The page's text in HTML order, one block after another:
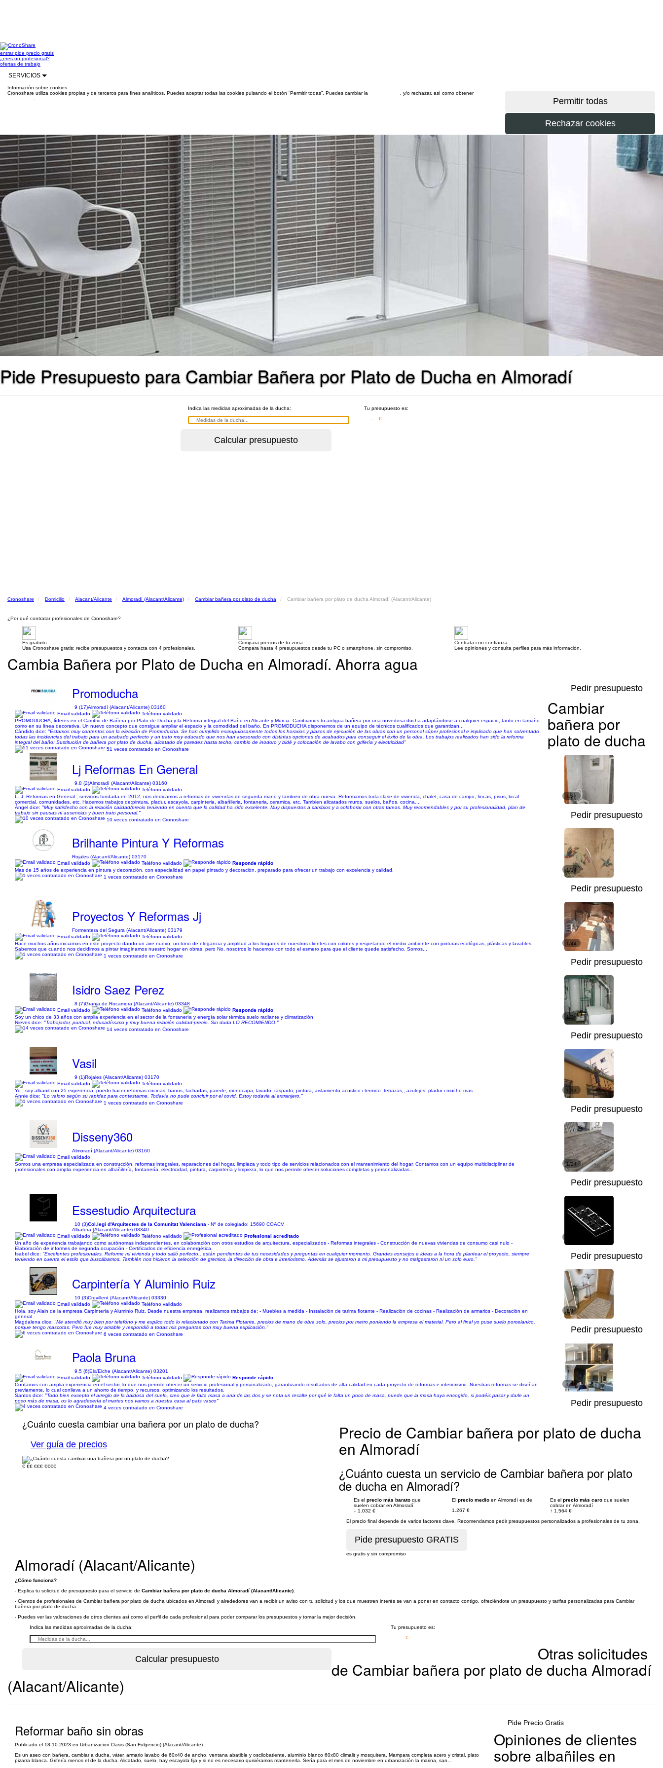
entrarpide precio gratis
¿eres un profesional?
ofertas de trabajo
SERVICIOS
Información sobre cookies
Cronoshare utiliza cookies propias y de terceros para fines analíticos. Puedes aceptar todas las cookies pulsando el botón “Permitir todas”. Puedes cambiar la
, y/o rechazar, así como obtener
Pide Presupuesto para Cambiar Bañera por Plato de Ducha en Almoradí
Indica las medidas aproximadas de la ducha:
Tu presupuesto es:
– €
Cronoshare Domicilio Alacant/Alicante Almoradí (Alacant/Alicante) Cambiar bañera por plato de ducha Cambiar bañera por plato de ducha Almoradí (Alacant/Alicante)
¿Por qué contratar profesionales de Cronoshare?
Es gratuito
Usa Cronoshare gratis: recibe presupuestos y contacta con 4 profesionales.
Compara precios de tu zona
Compara hasta 4 presupuestos desde tu PC o smartphone, sin compromiso.
Contrata con confianza
Lee opiniones y consulta perfiles para más información.
Cambia Bañera por Plato de Ducha en Almoradí. Ahorra agua
Promoducha
9 (17)Almoradí (Alacant/Alicante) 03160
Email validado
Teléfono validado
PROMODUCHA, líderes en el Cambio de Bañera por Plato de Ducha y la Reforma integral del Baño en Alicante y Murcia. Cambiamos tu antigua bañera por una novedosa ducha adaptándose a cualquier espacio, tanto en tamaño
como en su línea decorativa. Un nuevo concepto que consigue ampliar el espacio y la comodidad del baño. En PROMODUCHA disponemos de un equipo de técnicos cualificados que garantizan...
Cándido dice: "Estamos muy contentos con la elección de Promoducha. Se han cumplido escrupulosamente todos los horarios y plazos de ejecución de las obras con un personal súper profesional e implicado que han solventado
todas las incidencias del trabajo para un acabado perfecto y un trato muy educado que nos han asesorado con distintas opciones de acabados para conseguir el éxito de la obra. Los trabajos realizados han sido la reforma
integral del baño: Sustitución de bañera por plato de ducha, alicatado de paredes hasta techo, cambio de inodoro y bidé y colocación de lavabo con grifería y electricidad"
51 veces contratado en Cronoshare
Pedir presupuesto
Lj Reformas En General
9,8 (2)Almoradí (Alacant/Alicante) 03160
Email validado
Teléfono validado
L. J. Reformas en General ; servicios fundada en 2012, nos dedicamos a reformas de viviendas de segunda mano y tambien de obra nueva. Reformamos toda clase de vivienda, chalet, casa de campo, fincas, pisos, local
comercial, comunidades, etc. Hacemos trabajos de:pintura, pladur, escayola, carpinteria, albañileria, fontaneria, ceramica, etc. Tambien alicatados muros, suelos, baños, cocina....
Ángel dice: "Muy satisfecho con la relación calidad/precio teniendo en cuenta que la calidad ha sido excelente. Muy dispuestos a cambios y a colaborar con otras tareas. Muy recomendables y por su profesionalidad, plan de
trabajo sin pausas ni ausencias y buen trato personal."
10 veces contratado en Cronoshare
1/27
Pedir presupuesto
Brilhante Pintura Y Reformas
Rojales (Alacant/Alicante) 03170
Email validado
Teléfono validado
Responde rápido
Mas de 15 años de experiencia en pintura y decoración, con especialidad en papel pintado y decoración, preparado para ofrecer un trabajo con excelencia y calidad.
1 veces contratado en Cronoshare
1/14
Pedir presupuesto
Proyectos Y Reformas Jj
Formentera del Segura (Alacant/Alicante) 03179
Email validado
Teléfono validado
Hace muchos años iniciamos en este proyecto dando un aire nuevo, un tono de elegancia y amplitud a los hogares de nuestros clientes con colores y respetando el medio ambiente con pinturas ecológicas, plásticas y lavables.
Sabemos que cuando nos decidimos a pintar imaginamos nuestro hogar en obras, pero No, nosotros lo hacemos con todo el esmero para que el cliente quede satisfecho. Somos...
1 veces contratado en Cronoshare
1/44
Pedir presupuesto
Isidro Saez Perez
8 (7)Granja de Rocamora (Alacant/Alicante) 03348
Email validado
Teléfono validado
Responde rápido
Soy un chico de 33 años con amplia experiencia en el sector de la fontanería y energía solar térmica suelo radiante y climatización
Nieves dice: "Trabajador, puntual, educadíssimo y muy buena relación calidad-precio. Sin duda LO RECOMIENDO."
14 veces contratado en Cronoshare
1/3
Pedir presupuesto
Vasil
9 (1)Rojales (Alacant/Alicante) 03170
Email validado
Teléfono validado
Yo , soy albanil con 25 experencia, puedo hacer reformas cocinas, banos, fachadas, parede, monocapa, lavado, raspado, pintura, aislamiento acustico i termico ,terrazas,, azulejos, pladur i mucho mas
Annie dice: "Lo valoro según su rapidez para contestarme. Todavía no pude concluir por el covid. Estoy todavia al extranjero."
1 veces contratado en Cronoshare
1/13
Pedir presupuesto
Disseny360
Almoradí (Alacant/Alicante) 03160
Email validado
Somos una empresa especializada en construcción, reformas integrales, reparaciones del hogar, limpieza y todo tipo de servicios relacionados con el mantenimiento del hogar. Contamos con un equipo multidisciplinar de
profesionales con amplia experiencia en albañilería, fontanería, electricidad, pintura, carpintería y limpieza, lo que nos permite ofrecer soluciones completas y personalizadas...
1/24
Pedir presupuesto
Essestudio Arquitectura
10 (3)Col.legi d'Arquitectes de la Comunitat Valenciana - Nº de colegiado: 15690 COACV
Albatera (Alacant/Alicante) 03340
Email validado
Teléfono validado
Profesional acreditado
Un año de experiencia trabajando como autónomas independientes, en colaboración con otros estudios de arquitectura, especializados - Reformas integrales - Construcción de nuevas viviendas de consumo casi nulo -
Elaboración de informes de segunda ocupación - Certificados de eficiencia energética.
Isabel dice: "Excelentes profesionales. Reforme mi vivienda y todo salió perfecto., están pendientes de tus necesidades y preguntas en cualquier momento. Grandes consejos e ideas a la hora de plantear el proyecto, siempre
teniendo en cuenta el estilo que buscábamos. También nos hicieron la selección de gremios, la dirección de obra e interiorismo. Además se ajustaron a mi presupuesto y no malgastaron ni un solo euro."
Pedir presupuesto
Carpintería Y Aluminio Ruiz
10 (3)Crevillent (Alacant/Alicante) 03330
Email validado
Teléfono validado
Hola, soy Alain de la empresa Carpintería y Aluminio Ruiz. Desde nuestra empresa, realizamos trabajos de: - Muebles a medida - Instalación de tarima flotante - Realización de cocinas - Realización de armarios - Decoración en
general
Magdalena dice: "Me atendió muy bien por telefóno y me explico todo lo relacionado con Tarima Flotante, precios de mano de obra solo, precios por metro poniendo la empresa el material. Pero al final yo puse suelo porcelanico,
porque tengo mascotas. Pero fue muy amable y respondió a todas mis preguntas con muy buena explicación."
6 veces contratado en Cronoshare
1/4
Pedir presupuesto
Paola Bruna
9,5 (6)Elx/Elche (Alacant/Alicante) 03201
Email validado
Teléfono validado
Responde rápido
Contamos con amplia experiencia en el sector, lo que nos permite ofrecer un servicio profesional y personalizado, garantizando resultados de alta calidad en cada proyecto de reformas e interiorismo. Nuestras reformas se diseñan
previamente, lo cual conlleva a un ahorro de tiempo, y recursos, optimizando los resultados.
Santos dice: "Todo bien excepto el arreglo de la baldosa del suelo, creo que le falta masa a una de las dos y se nota un resalte por qué le falta un poco de masa, puede que la masa haya encogido, si podéis pasar y darle un
poco más de masa, os lo agradecería el martes nos vamos a nuestra casa al país vasco"
4 veces contratado en Cronoshare
1/11
Pedir presupuesto
¿Cuánto cuesta cambiar una bañera por un plato de ducha?
Ver guía de precios
€ €€ €€€ €€€€
Precio de Cambiar bañera por plato de ducha
en Almoradí
¿Cuánto cuesta un servicio de Cambiar bañera por plato
de ducha en Almoradí?
Es el precio más barato que
suelen cobrar en Almoradí
↓ 1.032 €
El precio medio en Almoradí es de
1.267 €
Es el precio más caro que suelen
cobrar en Almoradí
↑ 1.564 €
El precio final depende de varios factores clave. Recomendamos pedir presupuestos personalizados a profesionales de tu zona.
es gratis y sin compromiso
Cambiar
bañera por
plato de ducha
Almoradí (Alacant/Alicante)
¿Cómo funciona?
- Explica tu solicitud de presupuesto para el servicio de Cambiar bañera por plato de ducha Almoradí (Alacant/Alicante)
- Cientos de profesionales de Cambiar bañera por plato de ducha ubicados en Almoradí y alrededores van a recibir un aviso con tu solicitud y los que muestren interés se van a poner en contacto contigo, ofreciéndote un presupuesto y tarifas personalizadas para Cambiar
bañera por plato de ducha.
- Puedes ver las valoraciones de otros clientes así como el perfil de cada profesional para poder comparar los presupuestos y tomar la mejor decisión.
Indica las medidas aproximadas de la ducha:
Tu presupuesto es:
– €
Otras solicitudes
de Cambiar bañera por plato de ducha Almoradí
(Alacant/Alicante)
Reformar baño sin obras
Publicado el 18-10-2023 en Urbanizacion Oasis (San Fulgencio) (Alacant/Alicante)
Es un aseo con bañera, cambiar a ducha, váter, armario lavabo de 60x40 de ancho, ventana abatible y oscilobatiente, aluminio blanco 60x80 climalit y mosquitera. Mampara completa acero y cristal, plato
pizarra blanca. Grifería menos el de la ducha. Alicatado, suelo, hay escayola fija y si no es necesario quisiéramos mantenerla. Sería para el mes de noviembre en urbanización la marina, san...
Pide Precio Gratis
Opiniones de clientes
sobre albañiles en